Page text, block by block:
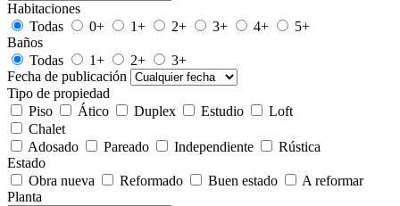
Habitaciones
Todas
0+ 1+ 2+ 3+ 4+
5+
Baños
Todas
1+ 2+
3+
Fecha de publicación
Tipo de propiedad
Piso
Ático Duplex Estudio
Loft
Chalet
Adosado
Pareado Independiente
Rústica
Estado
Obra nueva
Reformado Buen estado
A reformar
Planta